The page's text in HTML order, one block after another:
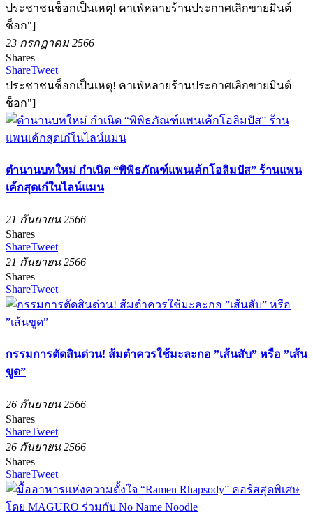
ประชาชนช็อกเป็นเหตุ! คาเฟ่หลายร้านประกาศเลิกขายมินต์
ช็อก"]
23 กรกฏาคม 2566
Shares
ShareTweet
ประชาชนช็อกเป็นเหตุ! คาเฟ่หลายร้านประกาศเลิกขายมินต์
ช็อก"]
ตำนานบทใหม่ กำเนิด “พิพิธภัณฑ์แพนเค้กโอลิมปัส” ร้านแพน
เค้กสุดเก๋ในไลน์แมน
21 กันยายน 2566
Shares
ShareTweet
21 กันยายน 2566
Shares
ShareTweet
กรรมการตัดสินด่วน! ส้มตำควรใช้มะละกอ ”เส้นสับ” หรือ ”เส้น
ขูด”
26 กันยายน 2566
Shares
ShareTweet
26 กันยายน 2566
Shares
ShareTweet